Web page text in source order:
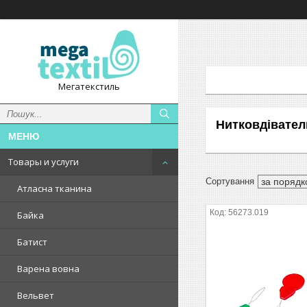
Мегатекстиль
Товары и услуги
Атласна тканина
Байка
Батист
Варена вовна
Вельвет
56273.019